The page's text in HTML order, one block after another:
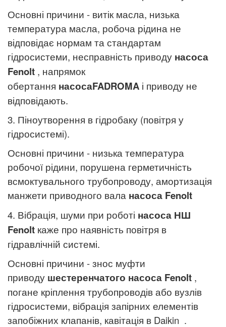
Основні причини - витік масла, низька
температура масла, робоча рідина не
відповідає нормам та стандартам
гідросистеми, несправність приводу насоса
Fenolt , напрямок
обертання насосаFADROMA і приводу не
відповідають.
3. Піноутворення в гідробаку (повітря у
гідросистемі).
Основні причини - низька температура
робочої рідини, порушена герметичність
всмоктувального трубопроводу, амортизація
манжети приводного вала насоса Fenolt
4. Вібрація, шуми при роботі насоса НШ
Fenolt каже про наявність повітря в
гідравлічній системі.
Основні причини - знос муфти
приводу шестеренчатого насоса Fenolt ,
погане кріплення трубопроводів або вузлів
гідросистеми, вібрація запірних елементів
запобіжних клапанів, кавітація в Daikin .